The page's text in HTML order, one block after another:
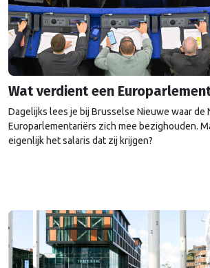
Wat verdient een
Dagelijks lees je bij Brusselse Nieuwe waar de
Europarlementariërs zich mee bezighouden.
eigenlijk het salaris dat zij krijgen?